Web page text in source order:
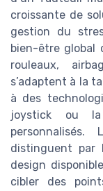
croissante de
gestion du
bien-être global
rouleaux,
s’adaptent à la
à des
joystick ou la
distinguent par
design
cibler des